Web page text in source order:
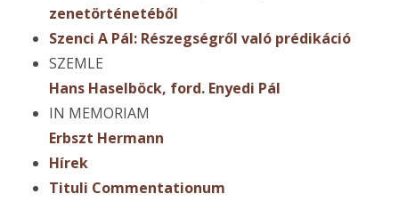
zenetörténetéből
Szenci A Pál: Részegségről való prédikáció
SZEMLE
Hans Haselböck, ford. Enyedi Pál
IN MEMORIAM
Erbszt Hermann
Hírek
Tituli Commentationum